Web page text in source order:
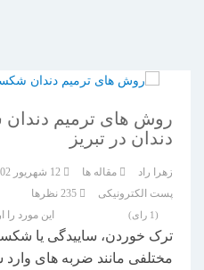
روش های ترمیم
دندان در تبریز
زهرا راد مقاله ها
پست الکترونیکی
235 نظرها
این مورد را
(1 رای)
ترک خوردن، ساییدگی یا
مختلفی مانند ضربه های وارد